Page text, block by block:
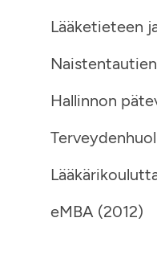
Lääketieteen
Hallinnon
eMBA (2012)